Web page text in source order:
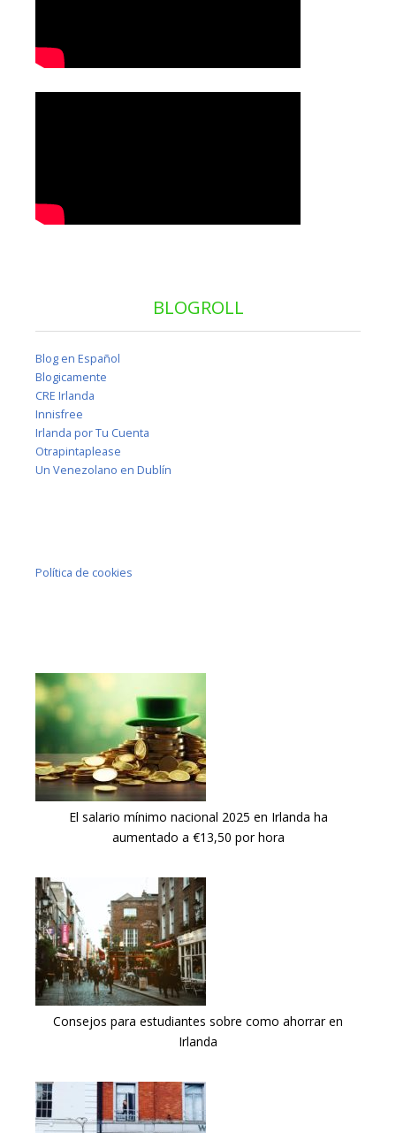
BLOGROLL
Blog en Español
Blogicamente
CRE Irlanda
Innisfree
Irlanda por Tu Cuenta
Otrapintaplease
Un Venezolano en Dublín
Política de cookies
El salario mínimo nacional 2025 en Irlanda ha
aumentado a €13,50 por hora
Consejos para estudiantes sobre como ahorrar en
Irlanda